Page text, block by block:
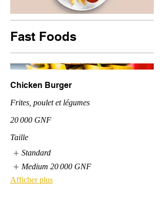
Fast Foods
Chicken Burger
Frites, poulet et légumes
20 000 GNF
Taille
Standard
Medium 20 000 GNF
Afficher plus